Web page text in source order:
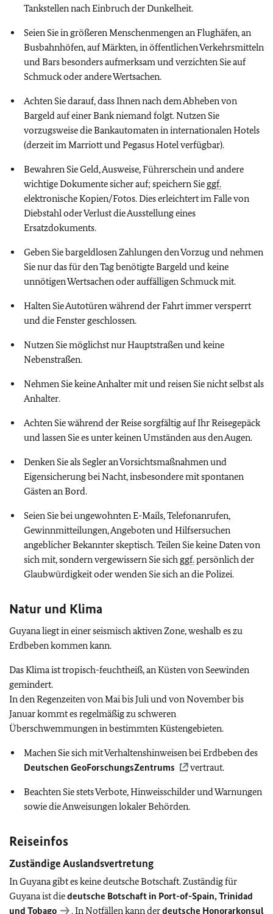
Tankstellen nach Einbruch der Dunkelheit.
Seien Sie in größeren Menschenmengen an Flughäfen, an
Busbahnhöfen, auf Märkten, in öffentlichen Verkehrsmitteln
und Bars besonders aufmerksam und verzichten Sie auf
Schmuck oder andere Wertsachen.
Achten Sie darauf, dass Ihnen nach dem Abheben von
Bargeld auf einer Bank niemand folgt. Nutzen Sie
vorzugsweise die Bankautomaten in internationalen Hotels
(derzeit im Marriott und Pegasus Hotel verfügbar).
Bewahren Sie Geld, Ausweise, Führerschein und andere
wichtige Dokumente sicher auf; speichern Sie ggf.
elektronische Kopien/Fotos. Dies erleichtert im Falle von
Diebstahl oder Verlust die Ausstellung eines
Ersatzdokuments.
Geben Sie bargeldlosen Zahlungen den Vorzug und nehmen
Sie nur das für den Tag benötigte Bargeld und keine
unnötigen Wertsachen oder auffälligen Schmuck mit.
Halten Sie Autotüren während der Fahrt immer versperrt
und die Fenster geschlossen.
Nutzen Sie möglichst nur Hauptstraßen und keine
Nebenstraßen.
Nehmen Sie keine Anhalter mit und reisen Sie nicht selbst als
Anhalter.
Achten Sie während der Reise sorgfältig auf Ihr Reisegepäck
und lassen Sie es unter keinen Umständen aus den Augen.
Denken Sie als Segler an Vorsichtsmaßnahmen und
Eigensicherung bei Nacht, insbesondere mit spontanen
Gästen an Bord.
Seien Sie bei ungewohnten E-Mails, Telefonanrufen,
Gewinnmitteilungen, Angeboten und Hilfsersuchen
angeblicher Bekannter skeptisch. Teilen Sie keine Daten von
sich mit, sondern vergewissern Sie sich ggf.persönlich der
Glaubwürdigkeit oder wenden Sie sich an die Polizei.
Natur und Klima
Guyana liegt in einer seismisch aktiven Zone, weshalb es zu
Erdbeben kommen kann.
Das Klima ist tropisch-feuchtheiß, an Küsten von Seewinden
gemindert.
In den Regenzeiten von Mai bis Juli und von November bis
Januar kommt es regelmäßig zu schweren
Überschwemmungen in bestimmten Küstengebieten.
Machen Sie sich mit Verhaltenshinweisen bei Erdbeben des
Deutschen GeoForschungsZentrums
vertraut.
Beachten Sie stets Verbote, Hinweisschilder und Warnungen
sowie die Anweisungen lokaler Behörden.
Reiseinfos
Zuständige Auslandsvertretung
In Guyana gibt es keine deutsche Botschaft. Zuständig für
Guyana ist diedeutsche Botschaft in Port-of-Spain, Trinidad
und Tobago
. In Notfällen kann derdeutsche Honorarkonsul